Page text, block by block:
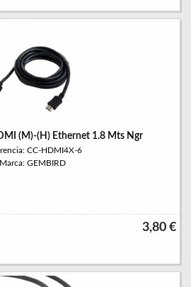
(M)-(H) Ethernet 1.8 Mts Ngr
CC-HDMI4X-6
Marca: GEMBIRD
3,80 €